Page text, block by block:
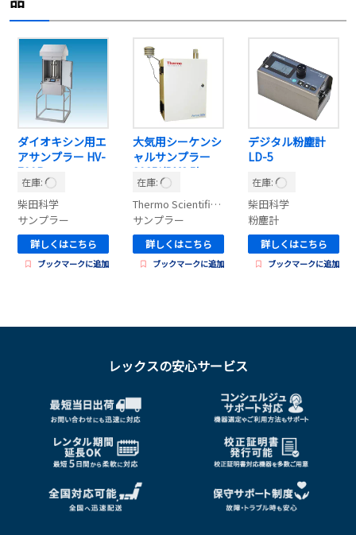
ダイオキシン用エ
アサンプラー HV-
700R
在庫:
柴田科学
サンプラー
詳しくはこちら
ブックマークに追加
大気用シーケンシ
ャルサンプラー
2025i(PM2.5)
在庫:
Thermo Scientific（サーモサイエンティフィック）
サンプラー
詳しくはこちら
ブックマークに追加
デジタル粉塵計
LD-5
在庫:
柴田科学
粉塵計
詳しくはこちら
ブックマークに追加
レックスの安心サービス